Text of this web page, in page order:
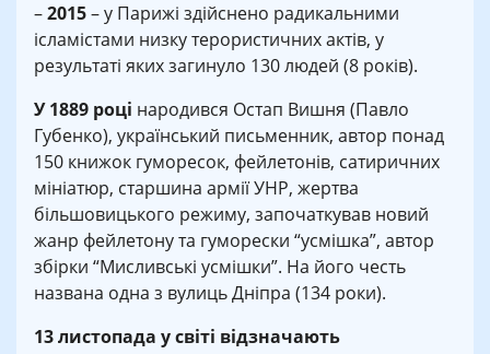
–2015– у Парижі здійснено радикальними
ісламістами низку терористичних актів, у
результаті яких загинуло 130 людей (8 років).
У 1889 році народився Остап Вишня (Павло
Губенко), український письменник, автор понад
150 книжок гуморесок, фейлетонів, сатиричних
мініатюр, старшина армії УНР, жертва
більшовицького режиму, започаткував новий
жанр фейлетону та гуморески “усмішка”, автор
збірки “Мисливські усмішки”. На його честь
названа одна з вулиць Дніпра (134 роки).
13 листопада у світі відзначають